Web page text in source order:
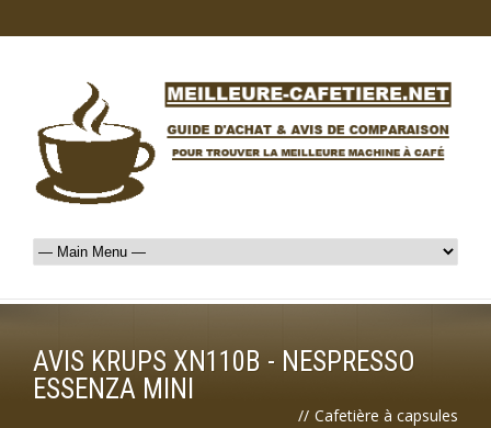
AVIS KRUPS XN110B - NESPRESSO
ESSENZA MINI
// Cafetière à capsules